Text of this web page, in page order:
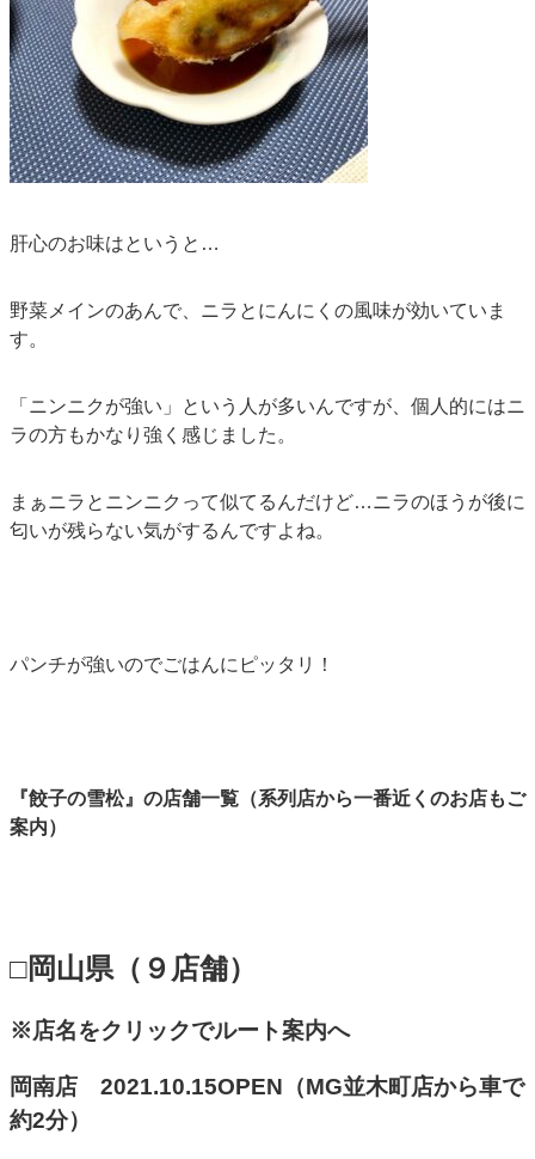
肝心のお味はというと…
野菜メインのあんで、ニラとにんにくの風味が効いていま
す。
「ニンニクが強い」という人が多いんですが、個人的にはニ
ラの方もかなり強く感じました。
まぁニラとニンニクって似てるんだけど…ニラのほうが後に
匂いが残らない気がするんですよね。
パンチが強いのでごはんにピッタリ！
『餃子の雪松』の店舗一覧（系列店から一番近くのお店もご
案内）
□岡山県（９店舗）
※店名をクリックでルート案内へ
岡南店 2021.10.15OPEN（MG並木町店から車で
約2分）